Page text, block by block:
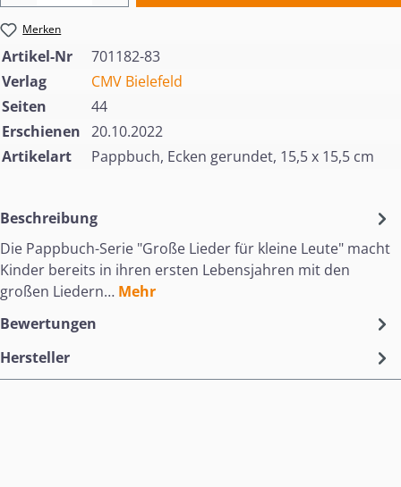
Merken
Artikel-Nr
701182-83
Verlag
CMV Bielefeld
Seiten
44
Erschienen 20.10.2022
Artikelart
Pappbuch, Ecken gerundet, 15,5 x 15,5 cm
Beschreibung
Die Pappbuch-Serie "Große Lieder für kleine Leute" macht
Kinder bereits in ihren ersten Lebensjahren mit den
großen Liedern… Mehr
Bewertungen
Hersteller